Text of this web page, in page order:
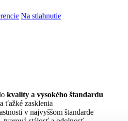
Na stiahnutie
kvality a vysokého štandardu
ťažké zasklenia
v najvyššom štandarde